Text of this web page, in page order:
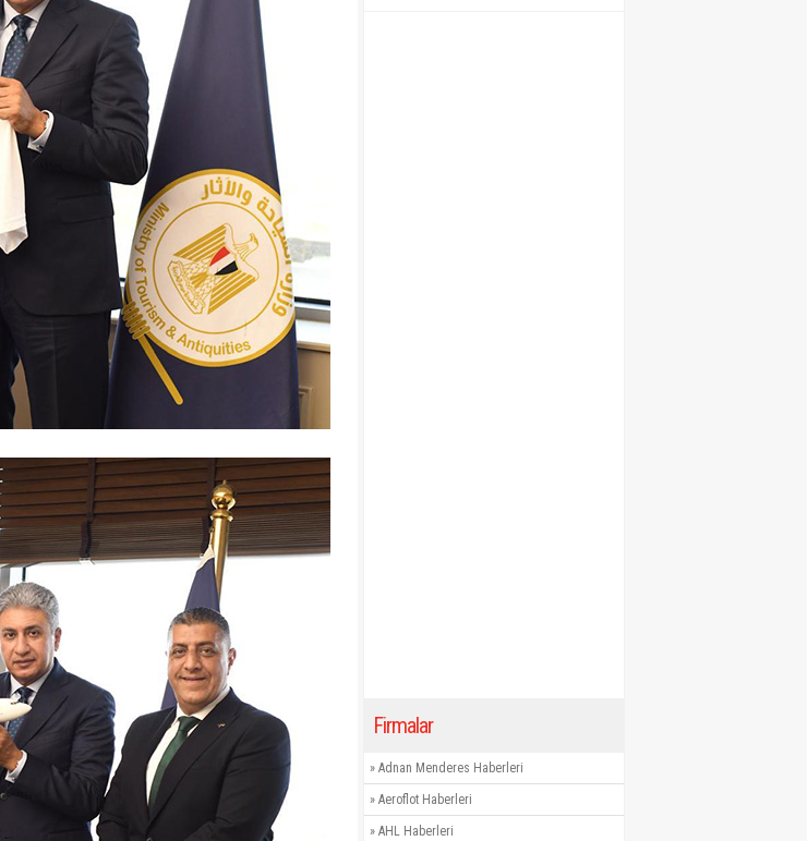
Firmalar
» Adnan Menderes Haberleri
» Aeroflot Haberleri
» AHL Haberleri